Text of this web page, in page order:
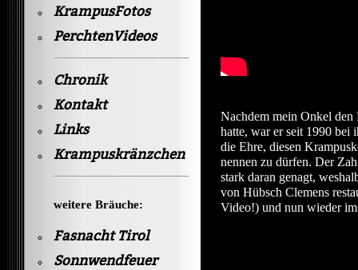
KrampusFotos
PerchtenVideos
Chronik
Kontakt
Links
Krampuskränzchen
weitere Bräuche:
Fasnacht Tirol
Sonnwendfeuer
Nachdem mein Onkel
hatte, war er seit 1990 bei
die Ehre, diesen
nennen zu dürfen. Der
stark daran genagt,
von Hübsch Clemens
Video!) und nun wieder